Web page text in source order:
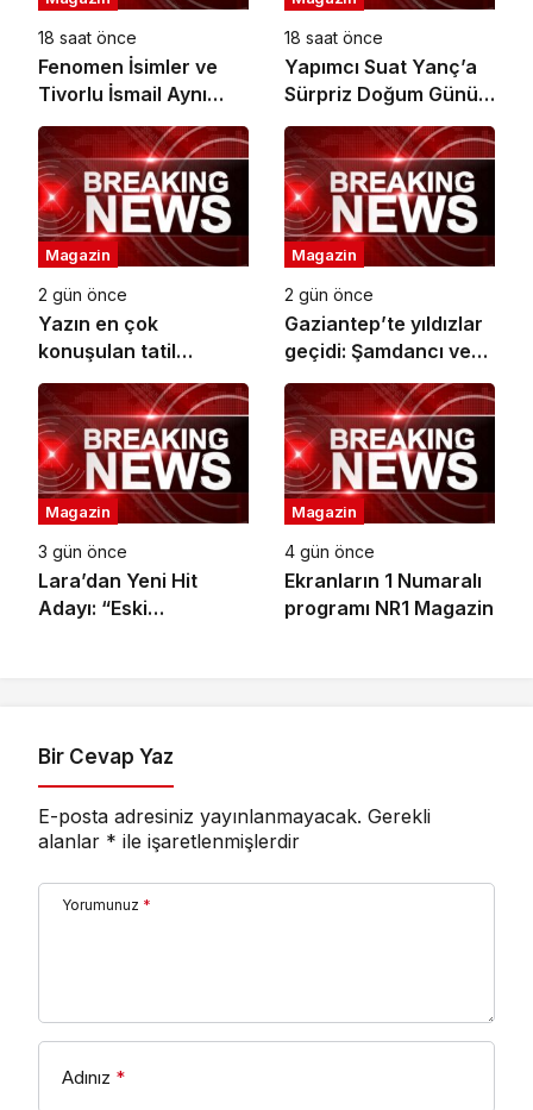
18 saat önce
Fenomen İsimler ve
Tivorlu İsmail Aynı
Filmde Buluştu!
‘Kozalak Devri’ 7
Ağustos’ta Vizyonda
18 saat önce
Yapımcı Suat Yanç’a
Sürpriz Doğum Günü
Kutlaması!
Magazin
2 gün önce
Yazın en çok
konuşulan tatil
kareleri bu sezon
Ethno Belek’ten geldi
Magazin
2 gün önce
Gaziantep’te yıldızlar
geçidi: Şamdancı ve
By Mustafa açılışı ile
Green Park’ta
görkemli gala
Magazin
3 gün önce
Lara’dan Yeni Hit
Adayı: “Eski
Magazin
4 gün önce
Ekranların 1 Numaralı
programı NR1 Magazin
Bir Cevap Yaz
E-posta adresiniz yayınlanmayacak. Gerekli
alanlar * ile işaretlenmişlerdir
Yorumunuz *
Adınız *